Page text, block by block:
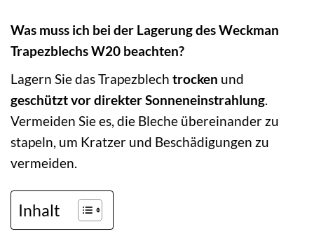
Was muss ich bei der Lagerung des Weckman
Trapezblechs W20 beachten?
Lagern Sie das Trapezblech trocken und
geschützt vor direkter Sonneneinstrahlung
Vermeiden Sie es, die Bleche übereinander zu
stapeln, um Kratzer und Beschädigungen zu
vermeiden.
Inhalt